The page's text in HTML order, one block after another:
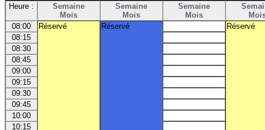
Heure :
Semaine
Mois
Semaine
Mois
Semaine
Mois
08:00
Réservé Réservé
Réservé
08:15
08:30
08:45
09:00
09:15
09:30
09:45
10:00
10:15